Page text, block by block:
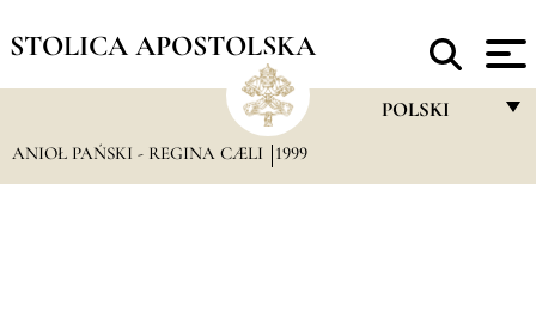
STOLICA APOSTOLSKA
POLSKI
ANIOŁ PAŃSKI - REGINA CÆLI 1999